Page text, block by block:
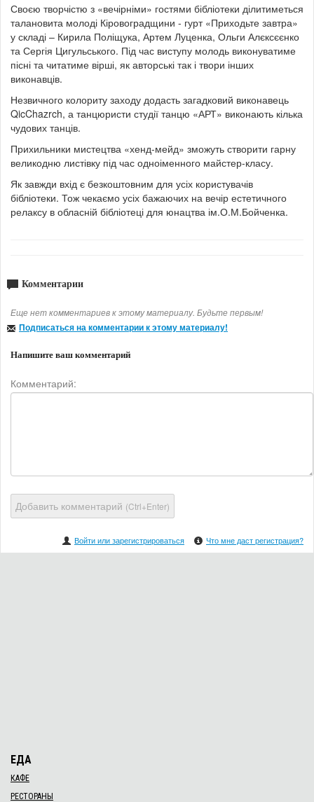
Своєю творчістю з «вечірніми» гостями бібліотеки ділитиметься
талановита молоді Кіровоградщини - гурт «Приходьте завтра»
у складі – Кирила Поліщука, Артем Луценка, Ольги Алєксєєнко
та Сергія Цигульського. Під час виступу молодь виконуватиме
пісні та читатиме вірші, як авторські так і твори інших
виконавців.
Незвичного колориту заходу додасть загадковий виконавець
QicChazrch, а танцюристи студії танцю «АРТ» виконають кілька
чудових танців.
Прихильники мистецтва «хенд-мейд» зможуть створити гарну
великодню листівку під час одноіменного майстер-класу.
Як завжди вхід є безкоштовним для усіх користувачів
бібліотеки. Тож чекаємо усіх бажаючих на вечір естетичного
релаксу в обласній бібліотеці для юнацтва ім.О.М.Бойченка.
Комментарии
Еще нет комментариев к этому материалу. Будьте первым!
Подписаться на комментарии к этому материалу!
Напишите ваш комментарий
Комментарий:
Добавить комментарий (Ctrl+Enter)
Войти или зарегистрироваться Что мне даст регистрация?
ЕДА
КАФЕ
РЕСТОРАНЫ